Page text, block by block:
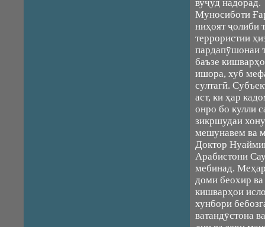
вуҷуд надорад.
Муносиботи
ниҳоят ҷолиби
террористии
пардапӯшонаи
баъзе
ишора, хуб
султагӣ.
аст, ки ҳар
онро бо кулли
зикршудаи
мешунавем ва
Доктор
Арабистони
мебинад.
доми беохир ва
кишварҳои
хунбори
ватандӯстона